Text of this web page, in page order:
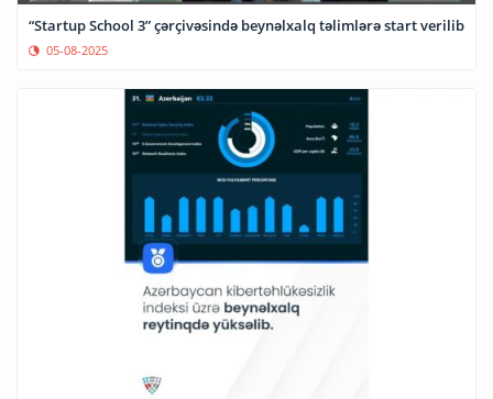
“Startup School 3” çərçivəsində beynəlxalq təlimlərə start verilib
05-08-2025